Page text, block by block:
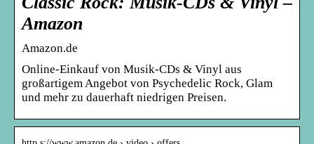
Amazon
Amazon.de
Online-Einkauf von Musik-CDs & Vinyl aus
großartigem Angebot von Psychedelic Rock, Glam
und mehr zu dauerhaft niedrigen Preisen.